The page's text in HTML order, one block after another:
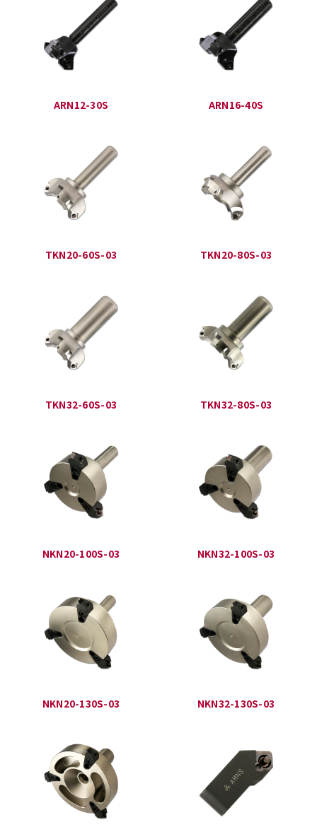
ARN12-30S ARN16-40S
TKN20-60S-03 TKN20-80S-03
TKN32-60S-03 TKN32-80S-03
NKN20-100S-03 NKN32-100S-03
NKN20-130S-03 NKN32-130S-03